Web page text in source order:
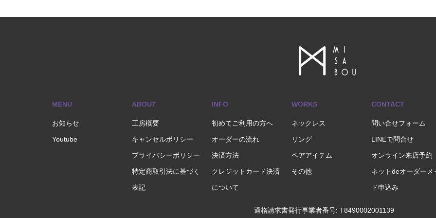
MENU
お知らせ
Youtube
ABOUT
工房概要
キャンセルポリシー
プライバシーポリシー
特定商取引法に基づく
表記
INFO
初めてご利用の方へ
オーダーの流れ
決済方法
クレジットカード決済
について
WORKS
ネックレス
リング
ペアアイテム
その他
CONTACT
問い合せフォーム
LINEで問合せ
オンライン来店予約
ネットdeオーダーメ
ド申込み
適格請求書発行事業者番号: T8490002001139